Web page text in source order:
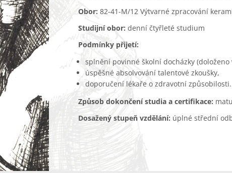
Obor: 82-41-M/12 Výtvarné zpracování
Studijní obor: denní čtyřleté studium
Podmínky přijetí:
splnění povinné školní docházky (doloženo
úspěšné absolvování talentové zkoušky,
doporučení lékaře o zdravotní způsobilosti.
Způsob dokončení studia a certifikace:
Dosažený stupeň vzdělání: úplné střední